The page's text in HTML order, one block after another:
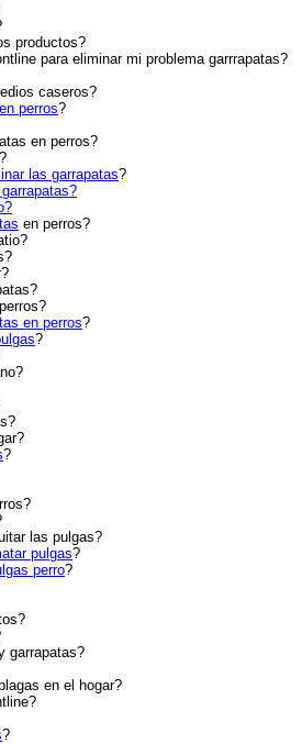
productos?
para eliminar mi problema garrrapatas?
caseros?
perros?
en perros?
las garrapatas?
en perros?
en perros?
?
?
las pulgas?
pulgas?
perro?
garrapatas?
en el hogar?
?